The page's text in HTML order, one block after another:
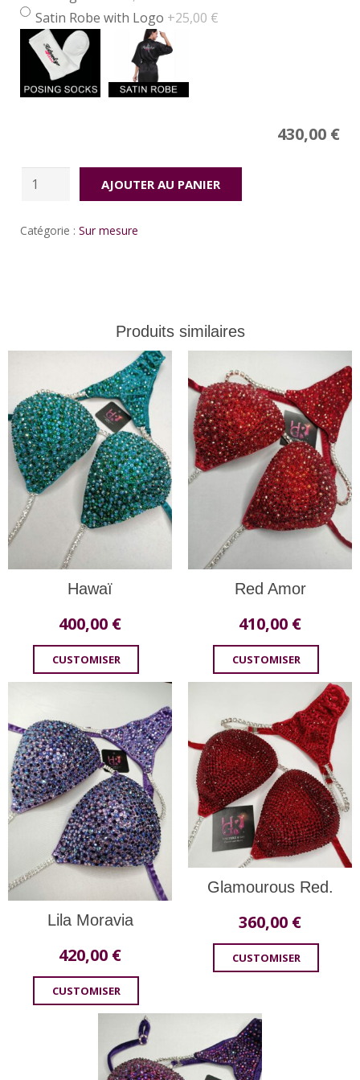
Satin Robe with Logo +25,00 €
430,00 €
quantité
Red
AJOUTER AU PANIER
Catégorie : Sur mesure
Produits similaires
Hawaï
400,00 €
CUSTOMISER
Red Amor
410,00 €
CUSTOMISER
Lila Moravia
420,00 €
CUSTOMISER
Glamourous Red.
360,00 €
CUSTOMISER